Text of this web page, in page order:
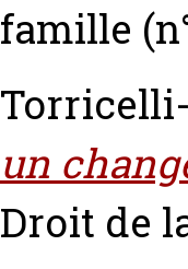
famille
un
Droit de